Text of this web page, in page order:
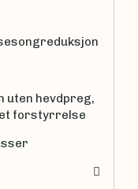
uten hevdpreg,
forstyrrelse